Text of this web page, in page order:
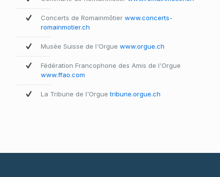
Concerts de Romainmôtier www.concerts-
romainmotier.ch
Musée Suisse de l'Orgue www.orgue.ch
Fédération Francophone des Amis de l'Orgue
www.ffao.com
La Tribune de l'Orguetribune.orgue.ch